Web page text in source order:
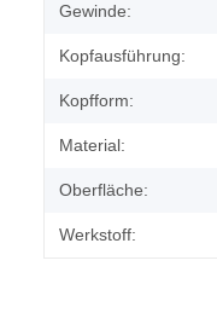
Gewinde:
Kopfausführung:
Kopfform:
Material:
Oberfläche:
Werkstoff: